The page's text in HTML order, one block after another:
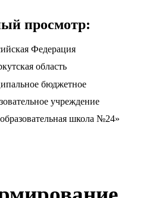
просмотр:
Федерация
область
бюджетное
учреждение
школа №24»